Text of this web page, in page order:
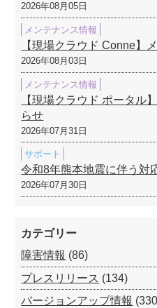
2026年08月05日
メンテナンス情報
【現場クラウド Conne】
2026年08月03日
メンテナンス情報
【現場クラウド ポータル
らせ
2026年07月31日
サポート
令和8年熊本地震に伴う対
2026年07月30日
カテゴリー
障害情報 (86)
プレスリリース (134)
バージョンアップ情報